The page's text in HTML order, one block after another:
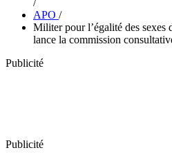
/
APO /
Militer pour l’égalité des
lance la commission
Publicité
Publicité